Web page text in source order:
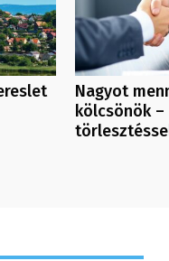
Nagyot
kölcsönök